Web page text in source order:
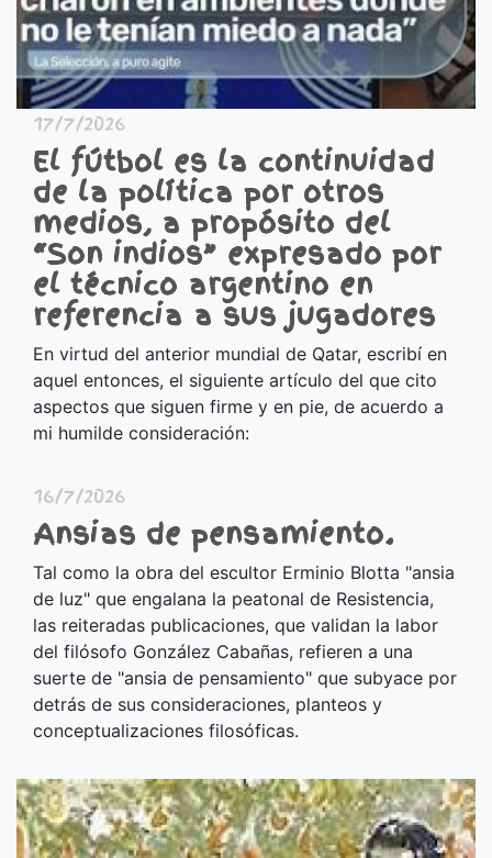
17/7/2026
El fútbol es la continuidad
de la política por otros
medios, a propósito del
“Son indios” expresado por
el técnico argentino en
referencia a sus jugadores
En virtud del anterior mundial de Qatar, escribí en
aquel entonces, el siguiente artículo del que cito
aspectos que siguen firme y en pie, de acuerdo a
mi humilde consideración:
16/7/2026
Ansias de pensamiento.
Tal como la obra del escultor Erminio Blotta "ansia
de luz" que engalana la peatonal de Resistencia,
las reiteradas publicaciones, que validan la labor
del filósofo González Cabañas, refieren a una
suerte de "ansia de pensamiento" que subyace por
detrás de sus consideraciones, planteos y
conceptualizaciones filosóficas.